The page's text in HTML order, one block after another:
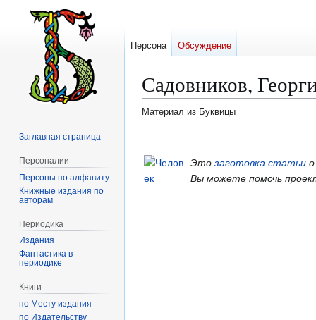
Садовников,
Материал из Буквицы
к
навигации
к
поиску
Это заготовка статьи
Вы можете помочь
Персона Обсуждение
Заглавная страница
Персоналии
Персоны по алфавиту
Книжные издания по
авторам
Периодика
Издания
Фантастика в
периодике
Книги
по Месту издания
по Издательству